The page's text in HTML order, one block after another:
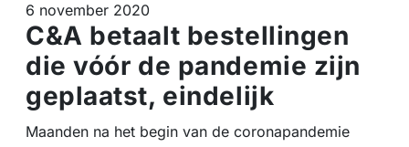
6 november 2020
C&A betaalt bestellingen
die vóór de pandemie zijn
geplaatst, eindelijk
Maanden na het begin van de coronapandemie